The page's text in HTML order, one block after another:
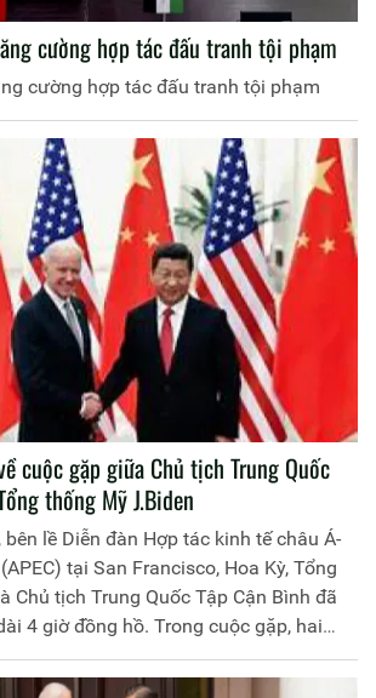
cường hợp tác đấu tranh tội phạm
cường hợp tác đấu tranh tội phạm
cuộc gặp giữa Chủ tịch Trung Quốc
thống Mỹ J.Biden
lề Diễn đàn Hợp tác kinh tế châu Á-
tại San Francisco, Hoa Kỳ, Tổng
Chủ tịch Trung Quốc Tập Cận Bình đã
4 giờ đồng hồ. Trong cuộc gặp, hai
luận một loạt vấn đề, từ quan hệ kinh
Đài Loan, Biển Đông, chiến tranh tại